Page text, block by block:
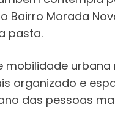
Bairro Morada
pasta.
organizado e
das pessoas